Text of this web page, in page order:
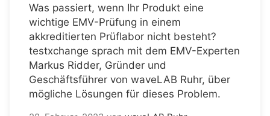
Was passiert, wenn Ihr Produkt eine
wichtige EMV-Prüfung in einem
akkreditierten Prüflabor nicht besteht?
testxchange sprach mit dem EMV-Experten
Markus Ridder, Gründer und
Geschäftsführer von waveLAB Ruhr, über
mögliche Lösungen für dieses Problem.